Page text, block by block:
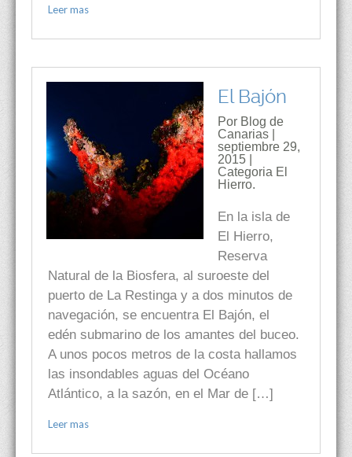
Leer mas
El Bajón
Por Blog de
Canarias |
septiembre 29,
2015 |
Categoria El
Hierro.
En la isla de
El Hierro,
Reserva
Natural de la Biosfera, al suroeste del
puerto de La Restinga y a dos minutos de
navegación, se encuentra El Bajón, el
edén submarino de los amantes del buceo.
A unos pocos metros de la costa hallamos
las insondables aguas del Océano
Atlántico, a la sazón, en el Mar de […]
Leer mas